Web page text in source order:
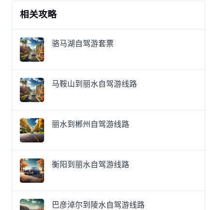
相关攻略
骆马湖自驾游套票
马鞍山到丽水自驾游线路
丽水到郴州自驾游线路
衡阳到丽水自驾游线路
巴彦淖尔到陵水自驾游线路